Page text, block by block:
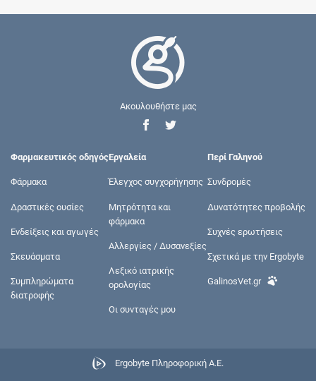
Ακουλουθήστε μας
Φαρμακευτικός οδηγός
Φάρμακα
Δραστικές ουσίες
Ενδείξεις και αγωγές
Σκευάσματα
Συμπληρώματα
διατροφής
Εργαλεία
Έλεγχος συγχορήγησης
Μητρότητα και
φάρμακα
Αλλεργίες / Δυσανεξίες
Λεξικό ιατρικής
ορολογίας
Οι συνταγές μου
Περί Γαληνού
Συνδρομές
Δυνατότητες προβολής
Συχνές ερωτήσεις
Σχετικά με την Ergobyte
GalinosVet.gr
Ergobyte Πληροφορική Α.Ε.